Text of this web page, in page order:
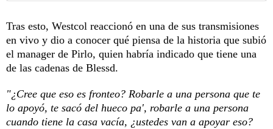
Tras esto, Westcol reaccionó en una de sus transmisiones
en vivo y dio a conocer qué piensa de la historia que subió
el manager de Pirlo, quien habría indicado que tiene una
de las cadenas de Blessd.
"¿Cree que eso es fronteo? Robarle a una persona que te
lo apoyó, te sacó del hueco pa', robarle a una persona
cuando tiene la casa vacía, ¿ustedes van a apoyar eso?